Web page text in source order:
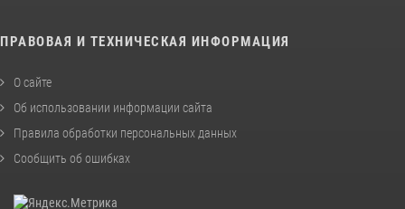
ПРАВОВАЯ И ТЕХНИЧЕСКАЯ ИНФОРМАЦИЯ
О сайте
Об использовании информации сайта
Правила обработки персональных данных
Сообщить об ошибках